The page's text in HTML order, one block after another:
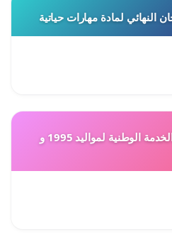
النهائي لمادة مهارات حياتية
استصدار إعفاء من إلتزامات الخدمة الوطنية لمواليد 1995 و